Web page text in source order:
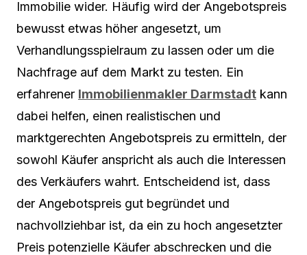
Immobilie wider. Häufig wird der Angebotspreis
bewusst etwas höher angesetzt, um
Verhandlungsspielraum zu lassen oder um die
Nachfrage auf dem Markt zu testen. Ein
erfahrener Immobilienmakler Darmstadt kann
dabei helfen, einen realistischen und
marktgerechten Angebotspreis zu ermitteln, der
sowohl Käufer anspricht als auch die Interessen
des Verkäufers wahrt. Entscheidend ist, dass
der Angebotspreis gut begründet und
nachvollziehbar ist, da ein zu hoch angesetzter
Preis potenzielle Käufer abschrecken und die